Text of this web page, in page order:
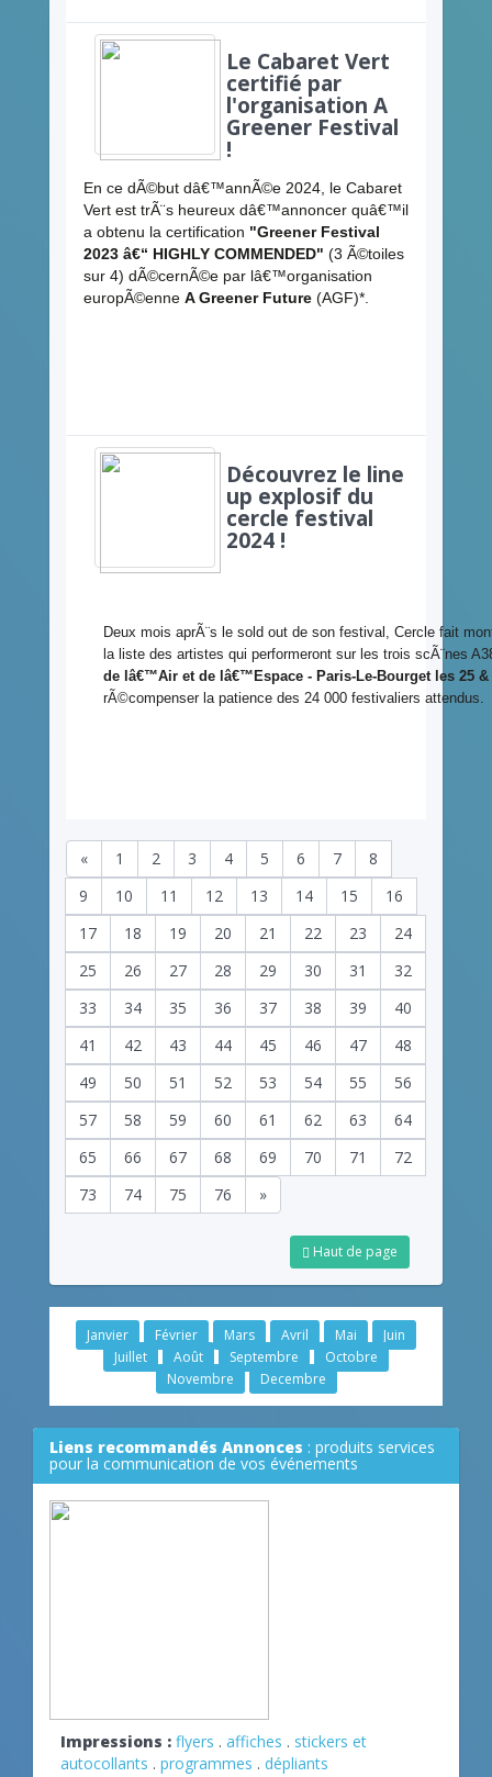
Le Cabaret Vert
certifié par
l'organisation A
Greener Festival
!
En ce dÃ©but dâ€™annÃ©e 2024, le Cabaret
Vert est trÃ¨s heureux dâ€™annoncer quâ€™il
a obtenu la certification "Greener Festival
2023 â€“ HIGHLY COMMENDED" (3 Ã©toiles
sur 4) dÃ©cernÃ©e par lâ€™organisation
europÃ©enne A Greener Future (AGF)*.
Découvrez le line
up explosif du
cercle festival
2024 !
Deux mois aprÃ¨s le sold out de son festival, Cercle fait
la liste des artistes qui performeront sur les trois scÃ¨nes
de lâ€™Air et de lâ€™Espace - Paris-Le-Bourget les 25 &
rÃ©compenser la patience des 24 000 festivaliers attendus.
« 1 2 3 4 5 6 7
8
9
10 11 12 13 14 15
16
17
18 19 20 21 22 23
24
25
26 27 28 29 30 31
32
33
34 35 36 37 38 39
40
41
42 43 44 45 46 47
48
49
50 51 52 53 54 55
56
57
58 59 60 61 62 63
64
65
66 67 68 69 70 71
72
73
74 75 76 »
Haut de page
Janvier Février Mars Avril Mai
Juin
Juillet
Août Septembre
Octobre
Novembre
Decembre
Liens recommandés Annonces : produits services
pour la communication de vos événements
Impressions : flyers . affiches . stickers et
autocollants . programmes . dépliants